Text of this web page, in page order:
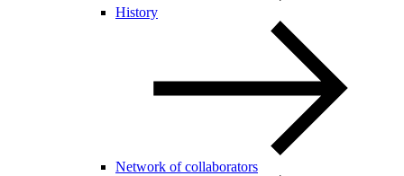
History
Network of collaborators